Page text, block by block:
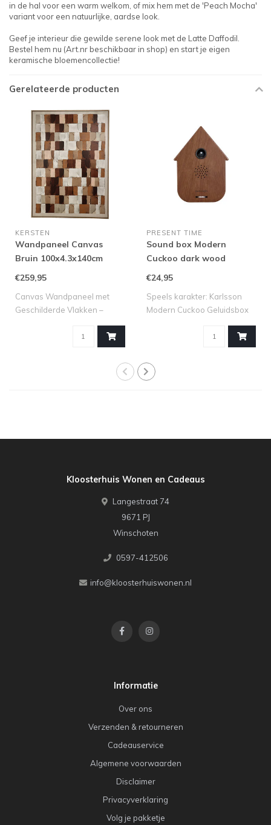
in de hal voor een warm welkom, of mix hem met de 'Peach Mocha'
variant voor een natuurlijke, aardse look.
Geef je interieur die gewilde serene look met de Latte Daffodil.
Bestel hem nu (Art.nr beschikbaar in shop) en start je eigen
keramische bloemencollectie!
Gerelateerde producten
KERSTEN
Wandpaneel Canvas
Bruin 100x4.3x140cm
€259,95
Canvas Wandpaneel met
Geschilderde Vlakken –
PRESENT TIME
Sound box Modern
Cuckoo dark wood
€24,95
Speels karakter: Karlsson
Modern Cuckoo Geluidsbox
Kloosterhuis Wonen en Cadeaus
Langestraat 74
9671 PJ
Winschoten
0597-412506
info@kloosterhuiswonen.nl
Informatie
Over ons
Verzenden & retourneren
Cadeauservice
Algemene voorwaarden
Disclaimer
Privacyverklaring
Volg je pakketje